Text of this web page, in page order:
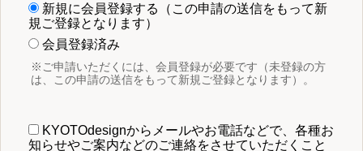
新規に会員登録する（この申請の送信をもって新
規ご登録となります）
会員登録済み
※ご申請いただくには、会員登録が必要です（未登録の方
は、この申請の送信をもって新規ご登録となります）。
KYOTOdesignからメールやお電話などで、各種お
知らせやご案内などのご連絡をさせていただくこと